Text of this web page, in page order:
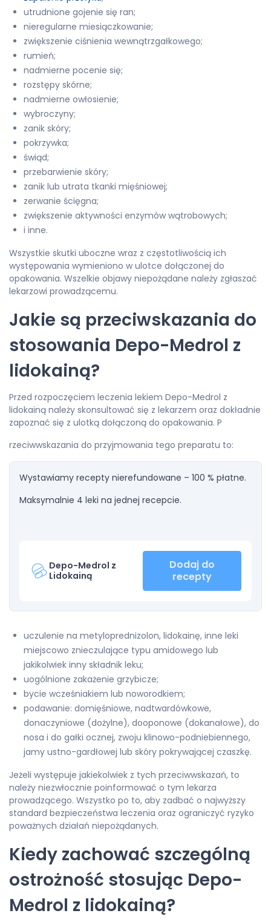
utrudnione gojenie się ran;
nieregularne miesiączkowanie;
zwiększenie ciśnienia wewnątrzgałkowego;
rumień;
nadmierne pocenie się;
rozstępy skórne;
nadmierne owłosienie;
wybroczyny;
zanik skóry;
pokrzywka;
świąd;
przebarwienie skóry;
zanik lub utrata tkanki mięśniowej;
zerwanie ścięgna;
zwiększenie aktywności enzymów wątrobowych;
i inne.
Wszystkie skutki uboczne wraz z częstotliwością ich
występowania wymieniono w ulotce dołączonej do
opakowania. Wszelkie objawy niepożądane należy zgłaszać
lekarzowi prowadzącemu.
Jakie są przeciwskazania do
stosowania Depo-Medrol z
lidokainą?
Przed rozpoczęciem leczenia lekiem Depo-Medrol z
lidokainą należy skonsultować się z lekarzem oraz dokładnie
zapoznać się z ulotką dołączoną do opakowania. P
rzeciwwskazania do przyjmowania tego preparatu to:
Wystawiamy recepty nierefundowane – 100 % płatne.
Maksymalnie 4 leki na jednej recepcie.
Depo-Medrol z
Lidokainą
Dodaj do
recepty
uczulenie na metyloprednizolon, lidokainę, inne leki
miejscowo znieczulające typu amidowego lub
jakikolwiek inny składnik leku;
uogólnione zakażenie grzybicze;
bycie wcześniakiem lub noworodkiem;
podawanie: domięśniowe, nadtwardówkowe,
donaczyniowe (dożylne), dooponowe (dokanałowe), do
nosa i do gałki ocznej, zwoju klinowo-podniebiennego,
jamy ustno-gardłowej lub skóry pokrywającej czaszkę.
Jeżeli występuje jakiekolwiek z tych przeciwwskazań, to
należy niezwłocznie poinformować o tym lekarza
prowadzącego. Wszystko po to, aby zadbać o najwyższy
standard bezpieczeństwa leczenia oraz ograniczyć ryzyko
poważnych działań niepożądanych.
Kiedy zachować szczególną
ostrożność stosując Depo-
Medrol z lidokainą?